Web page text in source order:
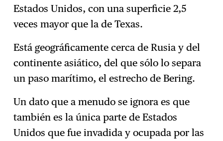
Estados Unidos, con una superficie 2,5
veces mayor que la de Texas.
Está geográficamente cerca de Rusia y del
continente asiático, del que sólo lo separa
un paso marítimo, el estrecho de Bering.
Un dato que a menudo se ignora es que
también es la única parte de Estados
Unidos que fue invadida y ocupada por las